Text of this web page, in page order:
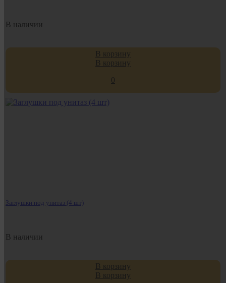
В наличии
В корзину
В корзину
0
Заглушки под унитаз (4 шт)
В наличии
В корзину
В корзину